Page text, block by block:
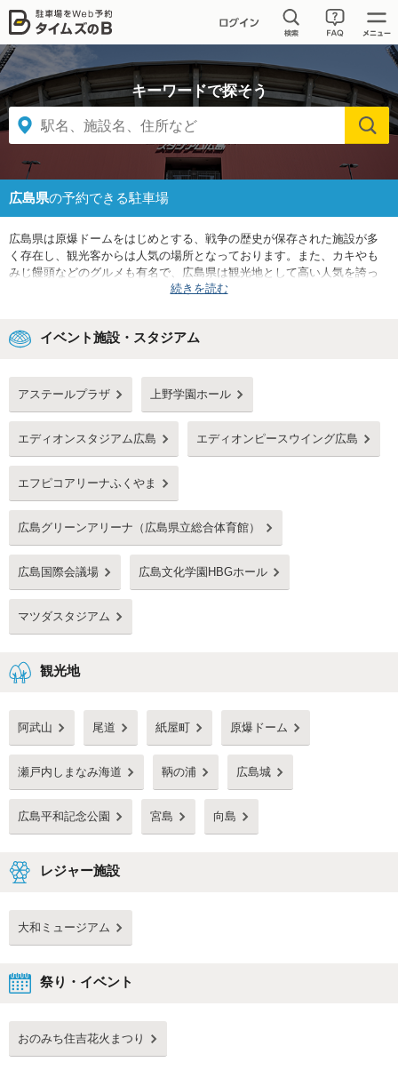
キーワードで探そう
広島県の予約できる駐車場
広島県は原爆ドームをはじめとする、戦争の歴史が保存された施設が多
く存在し、観光客からは人気の場所となっております。また、カキやも
みじ饅頭などのグルメも有名で、広島県は観光地として高い人気を誇っ
ています。さらに有名スポーツチームもいくつかあり、多くの人が観戦
がおすすめです。
は飲食店やショッピングエリアがあります。また観光スポットが近くに
広島県には厳島神社があります。宮島にある、世界遺産に登録された神
社で、海の中に立つ朱色の大鳥居や木造建物が建ち並ぶ姿は見る者を魅
了します。また原爆ドームをはじめ、呉市海事歴史科学館、広島平和記
念資料館や平和記念公園など、戦争の歴史が保存されている施設が多く
存在します。観光客には人気の名所が多いため、目的地周辺の駐車場の
混雑状況を事前に調べることをおすすめします。
広島県には広島本通商店街や宮島表参道商店街など、いくつかの商店街
があります。飲食・雑貨・ファッション・アクセサリーなど様々なお店
では約200店舗が出店しており、非常に人気のアウトレットモールとなっ
ています。いずれも休日には多くの買い物客が訪れるため、混雑するこ
とが予想されます。
の祭りも行われています。また庄原市高野スポーツ広場では西日本最大
規模のスポーツ雪合戦が行われるなど、多くのイベントが開催されてい
くさんの人で賑わいます。各イベントの開催時には混雑が予想されるた
め駐車場の事前予約がおすすめです。
広島県にはマツダスタジアムとも呼ばれる広島市民球場があります。広
れます。サッカーではサンフレッチェ広島の本拠地として使用されてい
客が集まります。クルマで訪れる際には、駐車場の混雑状況を事前に調
全国各地をつなぐ路線があります。国際線では台湾、中国、タイの三カ
国へ行く路線があります。駐車場は3,800台とゆとりはありますが、長期
すめします。
広島県には多くの観光名所があり、観光客からは高い人気を誇っていま
す。また有名スポーツチームもいくつかあり、その他にも多くのイベン
ことが予想されます。クルマで訪れる際には、目的地周辺の駐車場の混
続きを読む
イベント施設・スタジアム
アステールプラザ 上野学園ホール
エディオンスタジアム広島 エディオンピースウイング広島
エフピコアリーナふくやま
広島グリーンアリーナ（広島県立総合体育館）
広島国際会議場 広島文化学園HBGホール
マツダスタジアム
観光地
阿武山 尾道 紙屋町 原爆ドーム
瀬戸内しまなみ海道 鞆の浦 広島城
広島平和記念公園 宮島 向島
レジャー施設
大和ミュージアム
祭り・イベント
おのみち住吉花火まつり